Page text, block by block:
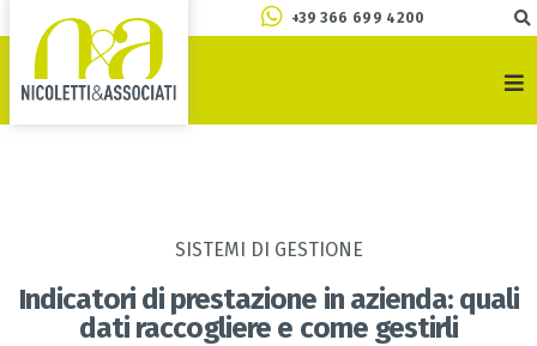
+39 366 699 4200
SISTEMI DI GESTIONE
Indicatori di prestazione in azienda: quali
dati raccogliere e come gestirli